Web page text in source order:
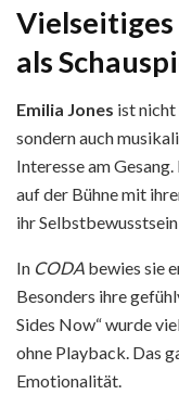
Vielseitiges
als
Emilia Jones ist nicht
sondern auch
Interesse am
auf der Bühne mit
ihr
In CODA bewies sie
Besonders ihre
Sides Now“ wurde
ohne Playback. Das
Emotionalität.